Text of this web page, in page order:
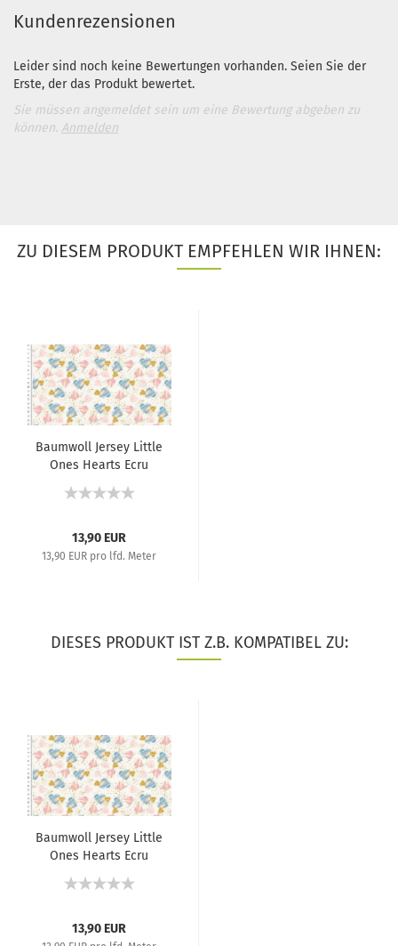
Kundenrezensionen
Leider sind noch keine Bewertungen vorhanden. Seien Sie der
Erste, der das Produkt bewertet.
Sie müssen angemeldet sein um eine Bewertung abgeben zu
können. Anmelden
ZU DIESEM PRODUKT EMPFEHLEN WIR IHNEN:
Baumwoll Jersey Little
Ones Hearts Ecru
13,90 EUR
13,90 EUR pro lfd. Meter
DIESES PRODUKT IST Z.B. KOMPATIBEL ZU:
Baumwoll Jersey Little
Ones Hearts Ecru
13,90 EUR